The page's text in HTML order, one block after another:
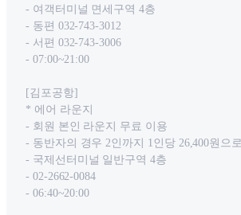
- 여객터미널 면세구역 4층
- 동편 032-743-3012
- 서편 032-743-3006
- 07:00~21:00
[김포공항]
* 에어 라운지
- 회원 본인 라운지 무료 이용
- 동반자의 경우 2인까지 1인당 26,400원으
- 국제선터미널 일반구역 4층
- 02-2662-0084
- 06:40~20:00